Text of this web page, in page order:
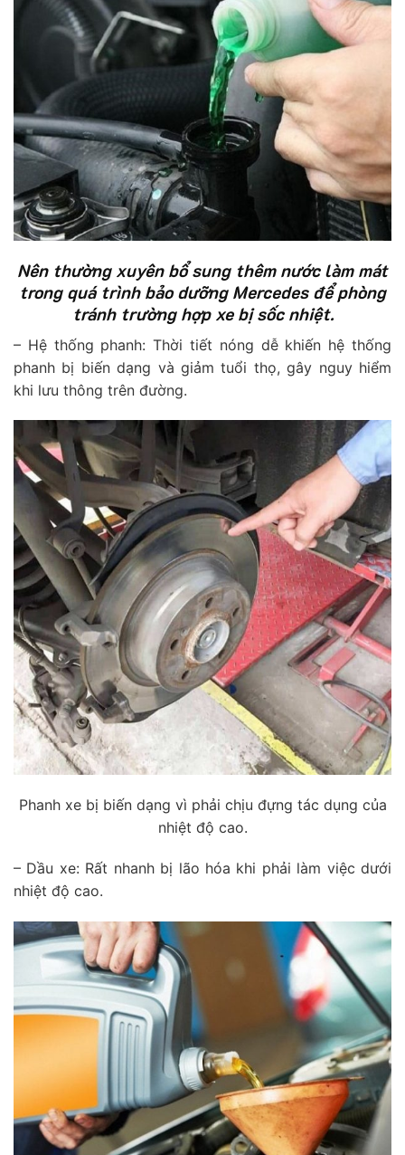
Nên thường xuyên bổ sung thêm nước làm mát
trong quá trình bảo dưỡng Mercedes để phòng
tránh trường hợp xe bị sốc nhiệt.
– Hệ thống phanh: Thời tiết nóng dễ khiến hệ thống
phanh bị biến dạng và giảm tuổi thọ, gây nguy hiểm
khi lưu thông trên đường.
Phanh xe bị biến dạng vì phải chịu đựng tác dụng của
nhiệt độ cao.
– Dầu xe: Rất nhanh bị lão hóa khi phải làm việc dưới
nhiệt độ cao.